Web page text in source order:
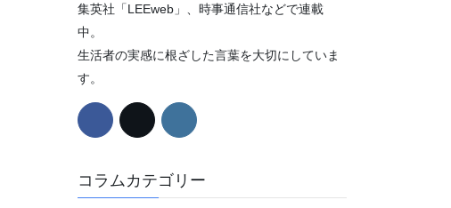
集英社「LEEweb」、時事通信社などで連載
中。
生活者の実感に根ざした言葉を大切にしていま
す。
コラムカテゴリー